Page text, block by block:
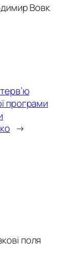
Вовк
програми
→
поля